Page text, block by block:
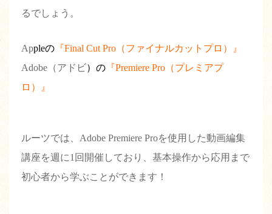
るでしょう。
Appleの 『Final Cut Pro（ファイナルカットプロ）』
Adobe（アドビ）の 『Premiere Pro（プレミアプ
ロ）』
ルーツでは、Adobe Premiere Proを使用した動画編集
講座を週に1回開催しており、基本操作から応用まで
初心者から学ぶことができます！